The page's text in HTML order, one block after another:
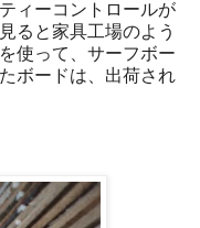
ィーコントロールが
ると家具工場のよう
使って、サーフボー
ボードは、出荷され